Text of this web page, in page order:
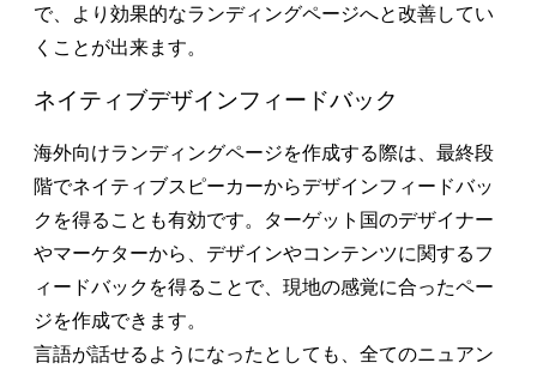
で、より効果的なランディングページへと改善してい
くことが出来ます。
ネイティブデザインフィードバック
海外向けランディングページを作成する際は、最終段
階でネイティブスピーカーからデザインフィードバッ
クを得ることも有効です。ターゲット国のデザイナー
やマーケターから、デザインやコンテンツに関するフ
ィードバックを得ることで、現地の感覚に合ったペー
ジを作成できます。
言語が話せるようになったとしても、全てのニュアン